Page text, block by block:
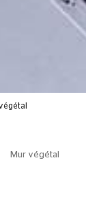
Mur végétal